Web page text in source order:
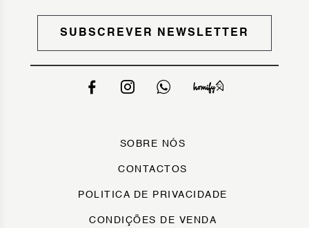
SUBSCREVER NEWSLETTER
SOBRE NÓS
CONTACTOS
POLITICA DE PRIVACIDADE
CONDIÇÕES DE VENDA